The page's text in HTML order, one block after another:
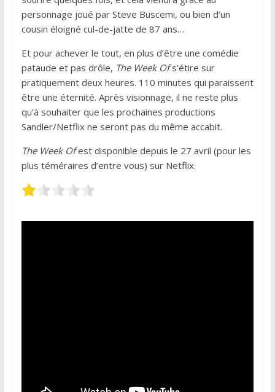
personnage joué par Steve Buscemi, ou bien d’un
cousin éloigné cul-de-jatte de 87 ans…
Et pour achever le tout, en plus d’être une comédie
pataude et pas drôle, The Week Ofs’étire sur
pratiquement deux heures. 110 minutes qui paraissent
être une éternité. Après visionnage, il ne reste plus
qu’à souhaiter que les prochaines productions
Sandler/Netflix ne seront pas du même accabit.
The Week Ofest disponible depuis le 27 avril (pour les
plus téméraires d’entre vous) sur Netflix.